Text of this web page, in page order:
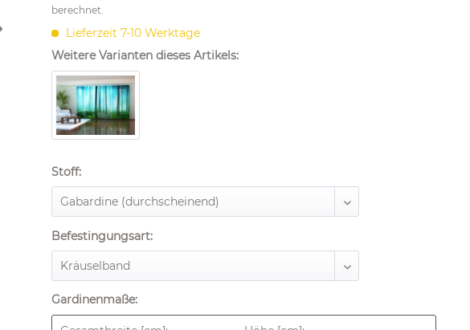
berechnet.
Lieferzeit 7-10 Werktage
Weitere Varianten dieses Artikels:
Stoff:
Befestingungsart:
Gardinenmaße: